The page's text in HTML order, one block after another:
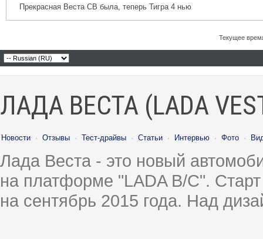
Прекрасная Веста СВ была, теперь Тигра 4 нью
Текущее
ЛАДА ВЕСТА (LADA
Новости · Отзывы · Тест-драйвы · Статьи · Интервью · Фото ·
Лада Веста - это новый
на платформе "LADA B/C".
на сентябрь 2015 года. Над